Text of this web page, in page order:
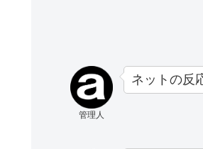
管理人
ネットの反